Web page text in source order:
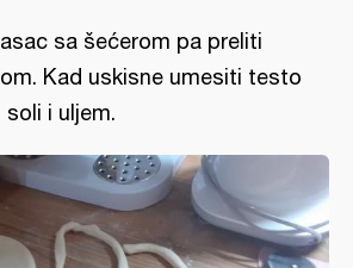
sa šećerom pa preliti
Kad uskisne umesiti testo
i uljem.